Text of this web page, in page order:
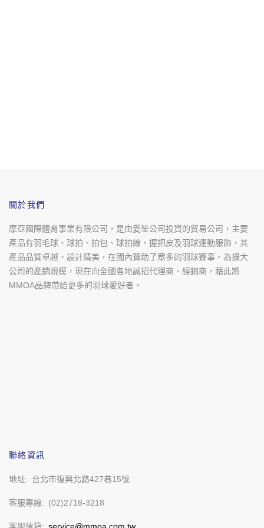
關於我們
摩亞國際體育事業有限公司，是由愛笙公司投資的貿易公司，主要
產品有羽毛球、球拍、拍包、球拍線、握把皮及羽球運動服飾，其
產品品質卓越，設計精美，在國內贊助了眾多的羽球賽事。為擴大
公司的產銷規模，現在向全國各地誠招代理商、經銷商，藉此將
MMOA品牌帶給更多的羽球愛好者。
聯絡資訊
地址 台北市復興北路427巷15號
客服專線 (02)2718-3218